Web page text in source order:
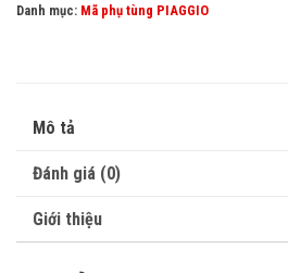
Danh mục: Mã phụ tùng PIAGGIO
Mô tả
Đánh giá (0)
Giới thiệu